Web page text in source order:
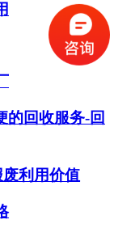
的回收服务-回
利用价值